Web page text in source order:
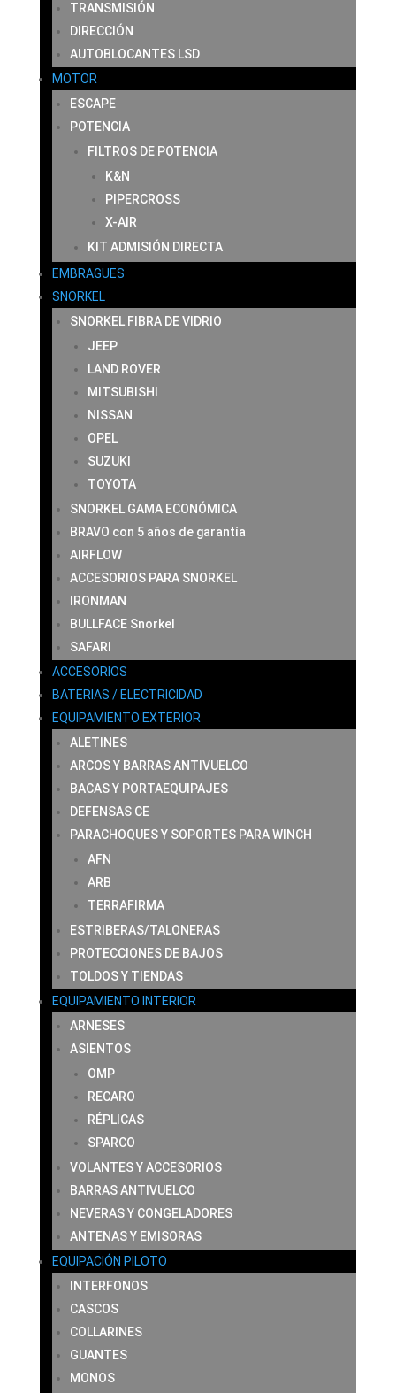
TRANSMISIÓN
DIRECCIÓN
AUTOBLOCANTES LSD
MOTOR
ESCAPE
POTENCIA
FILTROS DE POTENCIA
K&N
PIPERCROSS
X-AIR
KIT ADMISIÓN DIRECTA
EMBRAGUES
SNORKEL
SNORKEL FIBRA DE VIDRIO
JEEP
LAND ROVER
MITSUBISHI
NISSAN
OPEL
SUZUKI
TOYOTA
SNORKEL GAMA ECONÓMICA
BRAVO con 5 años de garantía
AIRFLOW
ACCESORIOS PARA SNORKEL
IRONMAN
BULLFACE Snorkel
SAFARI
ACCESORIOS
BATERIAS / ELECTRICIDAD
EQUIPAMIENTO EXTERIOR
ALETINES
ARCOS Y BARRAS ANTIVUELCO
BACAS Y PORTAEQUIPAJES
DEFENSAS CE
PARACHOQUES Y SOPORTES PARA WINCH
AFN
ARB
TERRAFIRMA
ESTRIBERAS/TALONERAS
PROTECCIONES DE BAJOS
TOLDOS Y TIENDAS
EQUIPAMIENTO INTERIOR
ARNESES
ASIENTOS
OMP
RECARO
RÉPLICAS
SPARCO
VOLANTES Y ACCESORIOS
BARRAS ANTIVUELCO
NEVERAS Y CONGELADORES
ANTENAS Y EMISORAS
EQUIPACIÓN PILOTO
INTERFONOS
CASCOS
COLLARINES
GUANTES
MONOS